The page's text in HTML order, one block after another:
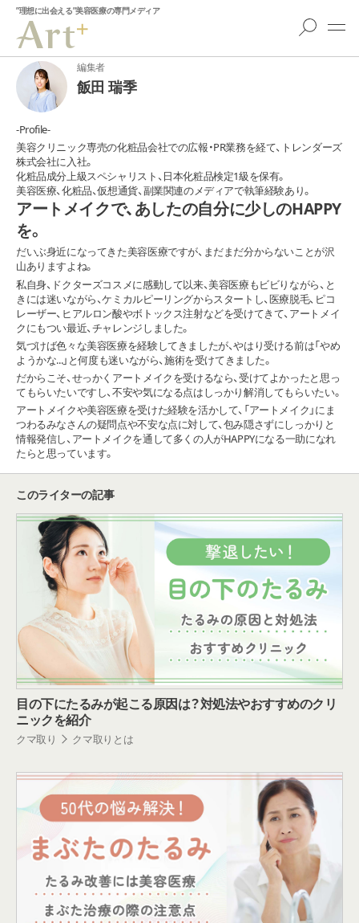
”理想に出会える”美容医療の専門メディア
編集者
飯田 瑞季
-Profile-
美容クリニック専売の化粧品会社での広報・PR業務を経て、トレンダーズ
株式会社に入社。
化粧品成分上級スペシャリスト、日本化粧品検定1級を保有。
美容医療、化粧品、仮想通貨、副業関連のメディアで執筆経験あり。
アートメイクで、あしたの自分に少しのHAPPY
を。
だいぶ身近になってきた美容医療ですが、まだまだ分からないことが沢
山ありますよね。
私自身、ドクターズコスメに感動して以来、美容医療もビビりながら、と
きには迷いながら、ケミカルピーリングからスタートし、医療脱毛、ピコ
レーザー、ヒアルロン酸やボトックス注射などを受けてきて、アートメイ
クにもつい最近、チャレンジしました。
気づけば色々な美容医療を経験してきましたが、やはり受ける前は「やめ
ようかな...」と何度も迷いながら、施術を受けてきました。
だからこそ、せっかくアートメイクを受けるなら、受けてよかったと思っ
てもらいたいですし、不安や気になる点はしっかり解消してもらいたい。
アートメイクや美容医療を受けた経験を活かして、「アートメイク」にま
つわるみなさんの疑問点や不安な点に対して、包み隠さずにしっかりと
情報発信し、アートメイクを通して多くの人がHAPPYになる一助になれ
たらと思っています。
このライターの記事
目の下にたるみが起こる原因は？対処法やおすすめのクリ
ニックを紹介
クマ取り クマ取りとは